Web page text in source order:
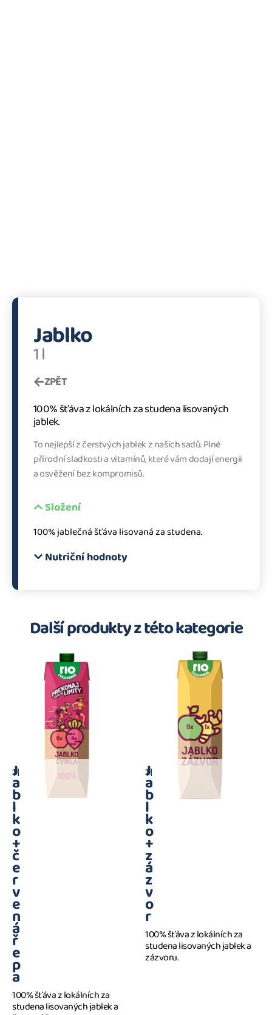
ZPĚT
100% šťáva z lokálních za studena lisovaných
jablek.
Jablko
1 l
To nejlepší z čerstvých jablek z našich sadů. Plné
přírodní sladkosti a vitamínů, které vám dodají energii
a osvěžení bez kompromisů.
Složení
100% jablečná šťáva lisovaná za studena.
Nutriční hodnoty
Další produkty z této kategorie
J
a
b
l
k
o
+
č
e
r
v
e
n
á
ř
e
p
a
1 l
100% šťáva z lokálních za
studena lisovaných jablek a
J
a
b
l
k
o
+
z
á
z
v
o
r
1 l
100% šťáva z lokálních za
studena lisovaných jablek a
zázvoru.